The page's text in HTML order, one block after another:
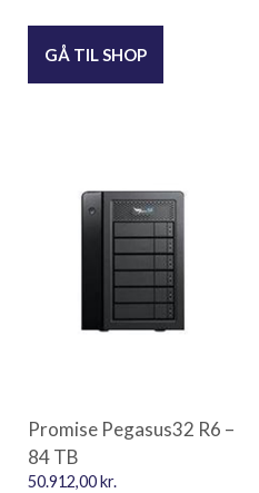
GÅ TIL SHOP
Promise Pegasus32 R6 –
84 TB
50.912,00kr.